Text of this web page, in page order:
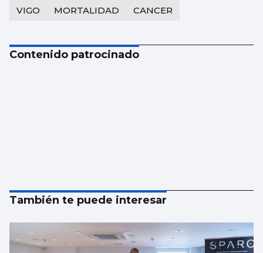
VIGO MORTALIDAD CANCER
Contenido patrocinado
También te puede interesar